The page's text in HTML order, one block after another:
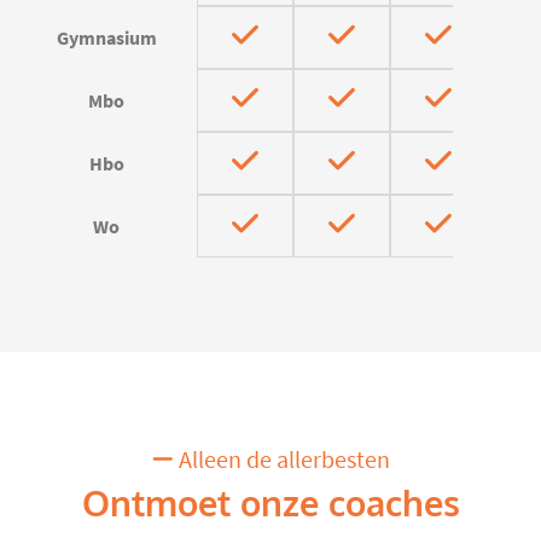
Gymnasium
Mbo
Hbo
Wo
Alleen de allerbesten
Ontmoet onze coaches